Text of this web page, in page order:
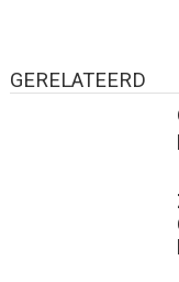
GERELATEERD